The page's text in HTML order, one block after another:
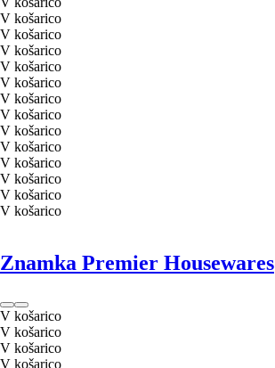
V košarico
V košarico
V košarico
V košarico
V košarico
V košarico
V košarico
V košarico
V košarico
V košarico
V košarico
V košarico
V košarico
Znamka Premier Housewares
V košarico
V košarico
V košarico
V košarico